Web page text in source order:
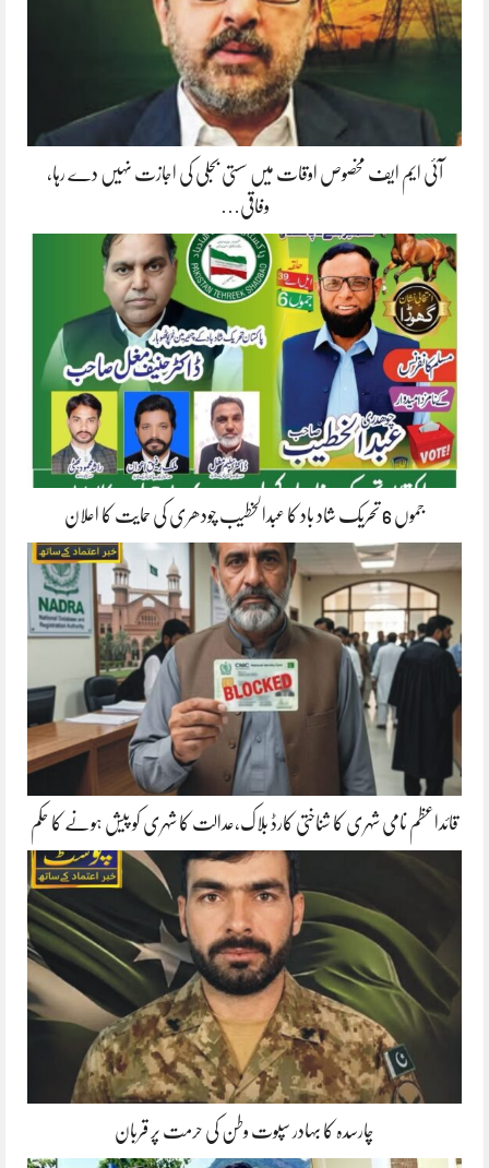
آئی ایم ایف مخصوص اوقات میں سستی بجلی کی اجازت نہیں دے رہا،
وفاقی…
جموں 6 تحریک شاد باد کا عبدالخطیب چودھری کی حمایت کا اعلان
قائداعظم نامی شہری کا شناختی کارڈ بلاک،عدالت کا شہری کو پیش ہونے کا حکم
چارسدہ کا بہادر سپوت وطن کی حرمت پر قربان